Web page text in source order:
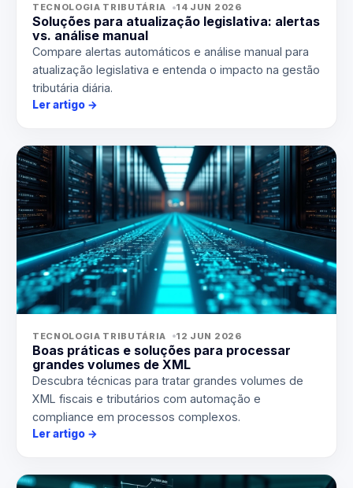
TECNOLOGIA TRIBUTÁRIA 14 JUN 2026
Soluções para atualização legislativa: alertas
vs. análise manual
Compare alertas automáticos e análise manual para
atualização legislativa e entenda o impacto na gestão
tributária diária.
Ler artigo →
TECNOLOGIA TRIBUTÁRIA 12 JUN 2026
Boas práticas e soluções para processar
grandes volumes de XML
Descubra técnicas para tratar grandes volumes de
XML fiscais e tributários com automação e
compliance em processos complexos.
Ler artigo →